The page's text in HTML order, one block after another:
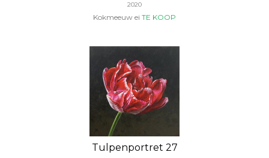
2020
Kokmeeuw ei TE KOOP
Tulpenportret 27